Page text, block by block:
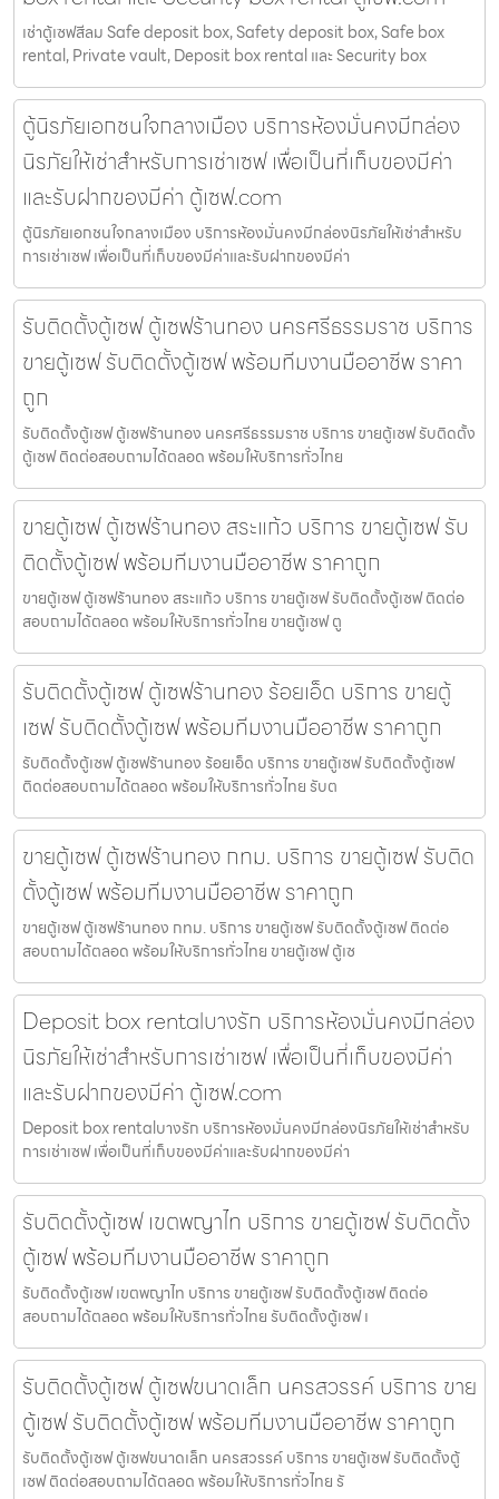
เช่าตู้เซฟสีลม Safe deposit box, Safety deposit box, Safe box
rental, Private vault, Deposit box rental และ Security box
ตู้นิรภัยเอกชนใจกลางเมือง บริการห้องมั่นคงมีกล่อง
นิรภัยให้เช่าสำหรับการเช่าเซฟ เพื่อเป็นที่เก็บของมีค่า
และรับฝากของมีค่า ตู้เซฟ.com
ตู้นิรภัยเอกชนใจกลางเมือง บริการห้องมั่นคงมีกล่องนิรภัยให้เช่าสำหรับ
การเช่าเซฟ เพื่อเป็นที่เก็บของมีค่าและรับฝากของมีค่า
รับติดตั้งตู้เซฟ ตู้เซฟร้านทอง นครศรีธรรมราช บริการ
ขายตู้เซฟ รับติดตั้งตู้เซฟ พร้อมทีมงานมืออาชีพ ราคา
ถูก
รับติดตั้งตู้เซฟ ตู้เซฟร้านทอง นครศรีธรรมราช บริการ ขายตู้เซฟ รับติดตั้ง
ตู้เซฟ ติดต่อสอบถามได้ตลอด พร้อมให้บริการทั่วไทย
ขายตู้เซฟ ตู้เซฟร้านทอง สระแก้ว บริการ ขายตู้เซฟ รับ
ติดตั้งตู้เซฟ พร้อมทีมงานมืออาชีพ ราคาถูก
ขายตู้เซฟ ตู้เซฟร้านทอง สระแก้ว บริการ ขายตู้เซฟ รับติดตั้งตู้เซฟ ติดต่อ
สอบถามได้ตลอด พร้อมให้บริการทั่วไทย ขายตู้เซฟ ตู
รับติดตั้งตู้เซฟ ตู้เซฟร้านทอง ร้อยเอ็ด บริการ ขายตู้
เซฟ รับติดตั้งตู้เซฟ พร้อมทีมงานมืออาชีพ ราคาถูก
รับติดตั้งตู้เซฟ ตู้เซฟร้านทอง ร้อยเอ็ด บริการ ขายตู้เซฟ รับติดตั้งตู้เซฟ
ติดต่อสอบถามได้ตลอด พร้อมให้บริการทั่วไทย รับต
ขายตู้เซฟ ตู้เซฟร้านทอง กทม. บริการ ขายตู้เซฟ รับติด
ตั้งตู้เซฟ พร้อมทีมงานมืออาชีพ ราคาถูก
ขายตู้เซฟ ตู้เซฟร้านทอง กทม. บริการ ขายตู้เซฟ รับติดตั้งตู้เซฟ ติดต่อ
สอบถามได้ตลอด พร้อมให้บริการทั่วไทย ขายตู้เซฟ ตู้เซ
Deposit box rentalบางรัก บริการห้องมั่นคงมีกล่อง
นิรภัยให้เช่าสำหรับการเช่าเซฟ เพื่อเป็นที่เก็บของมีค่า
และรับฝากของมีค่า ตู้เซฟ.com
Deposit box rentalบางรัก บริการห้องมั่นคงมีกล่องนิรภัยให้เช่าสำหรับ
การเช่าเซฟ เพื่อเป็นที่เก็บของมีค่าและรับฝากของมีค่า
รับติดตั้งตู้เซฟ เขตพญาไท บริการ ขายตู้เซฟ รับติดตั้ง
ตู้เซฟ พร้อมทีมงานมืออาชีพ ราคาถูก
รับติดตั้งตู้เซฟ เขตพญาไท บริการ ขายตู้เซฟ รับติดตั้งตู้เซฟ ติดต่อ
สอบถามได้ตลอด พร้อมให้บริการทั่วไทย รับติดตั้งตู้เซฟ เ
รับติดตั้งตู้เซฟ ตู้เซฟขนาดเล็ก นครสวรรค์ บริการ ขาย
ตู้เซฟ รับติดตั้งตู้เซฟ พร้อมทีมงานมืออาชีพ ราคาถูก
รับติดตั้งตู้เซฟ ตู้เซฟขนาดเล็ก นครสวรรค์ บริการ ขายตู้เซฟ รับติดตั้งตู้
เซฟ ติดต่อสอบถามได้ตลอด พร้อมให้บริการทั่วไทย รั